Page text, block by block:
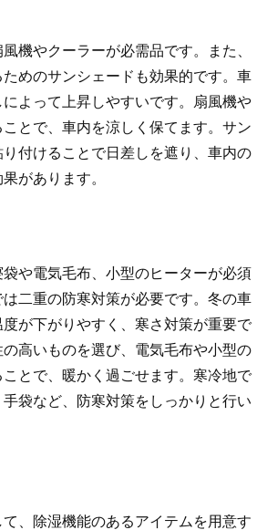
機やクーラーが必需品です。また、
めのサンシェードも効果的です。車
よって上昇しやすいです。扇風機や
とで、車内を涼しく保てます。サン
付けることで日差しを遮り、車内の
があります。
や電気毛布、小型のヒーターが必須
二重の防寒対策が必要です。冬の車
が下がりやすく、寒さ対策が重要で
高いものを選び、電気毛布や小型の
とで、暖かく過ごせます。寒冷地で
袋など、防寒対策をしっかりと行い
、除湿機能のあるアイテムを用意す